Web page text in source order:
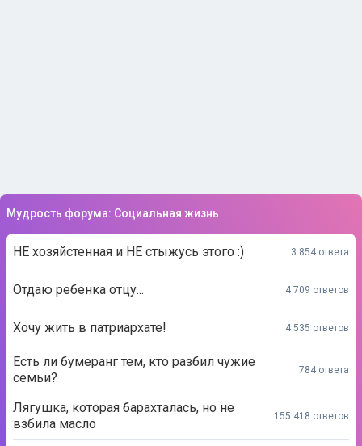
Мудрость форума: Социальная жизнь
НЕ хозяйстенная и НЕ стыжусь этого :) 3 854 ответа
Отдаю ребенка отцу... 4 709 ответов
Хочу жить в патриархате! 4 535 ответов
Есть ли бумеранг тем, кто разбил чужие
семьи?
784 ответа
Лягушка, которая барахталась, но не
взбила масло
155 418 ответов